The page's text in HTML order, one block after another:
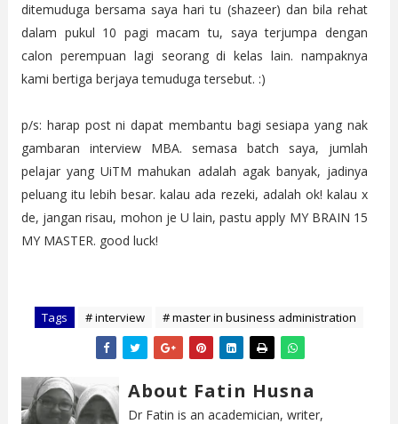
ditemuduga bersama saya hari tu (shazeer) dan bila rehat
dalam pukul 10 pagi macam tu, saya terjumpa dengan
calon perempuan lagi seorang di kelas lain. nampaknya
kami bertiga berjaya temuduga tersebut. :)
p/s: harap post ni dapat membantu bagi sesiapa yang nak
gambaran interview MBA. semasa batch saya, jumlah
pelajar yang UiTM mahukan adalah agak banyak, jadinya
peluang itu lebih besar. kalau ada rezeki, adalah ok! kalau x
de, jangan risau, mohon je U lain, pastu apply MY BRAIN 15
MY MASTER. good luck!
Tags # interview # master in business administration
About Fatin Husna
Dr Fatin is an academician, writer,